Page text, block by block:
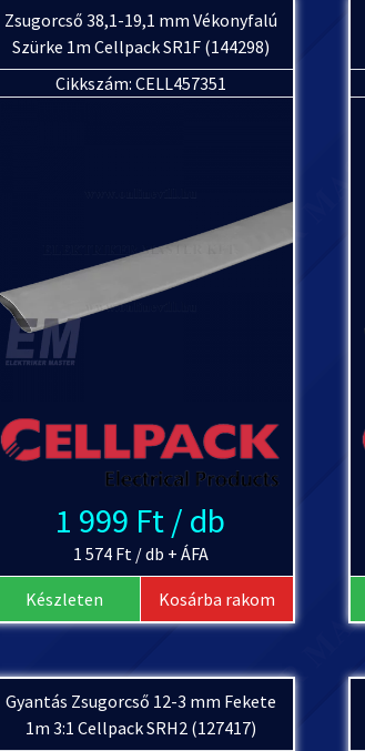
Zsugorcső 38,1-19,1 mm Vékonyfalú
Szürke 1m Cellpack SR1F (144298)
Cikkszám: CELL457351
1 999 Ft / db
1 574 Ft / db + ÁFA
Készleten Kosárba rakom
Gyantás Zsugorcső 12-3 mm Fekete
1m 3:1 Cellpack SRH2 (127417)